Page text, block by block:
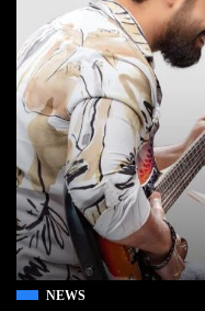
NEWS